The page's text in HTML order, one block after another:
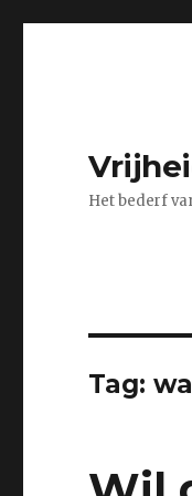
Het bederf
Tag: